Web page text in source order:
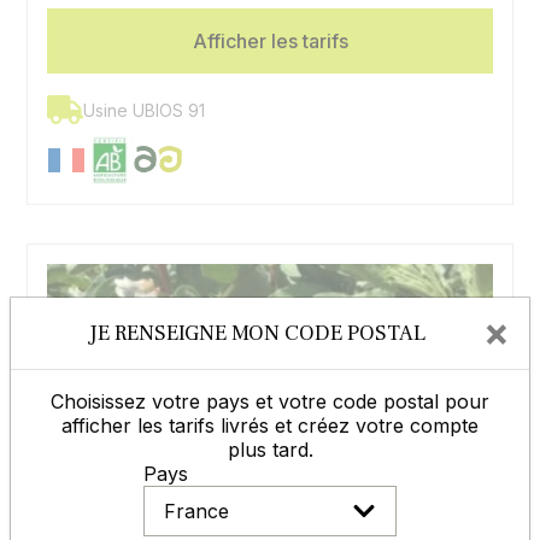
Afficher les tarifs
Usine UBIOS 91
Féverole NAIROBI AB non traité
JE RENSEIGNE MON CODE POSTAL ×
Choisissez votre pays et votre code postal pour
afficher les tarifs livrés et créez votre compte
plus tard.
Pays